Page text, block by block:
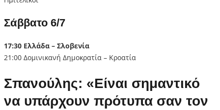
Σάββατο 6/7
17:30 Ελλάδα – Σλοβενία
21:00 Δομινικανή Δημοκρατία – Κροατία
Σπανούλης: «Είναι σημαντικό
να υπάρχουν πρότυπα σαν τον